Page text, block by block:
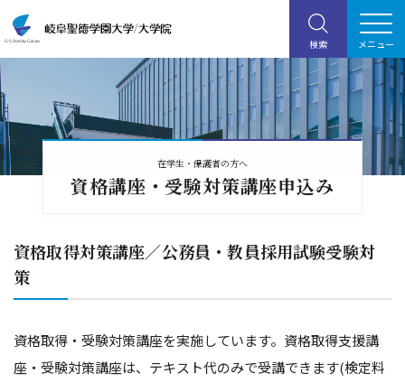
資格講座・受験対策講座申込み
在学生・保護者の方へ
資格取得対策講座／公務員・教員採用試験受験対
策
資格取得・受験対策講座を実施しています。資格取得支援講
座・受験対策講座は、テキスト代のみで受講できます(検定料